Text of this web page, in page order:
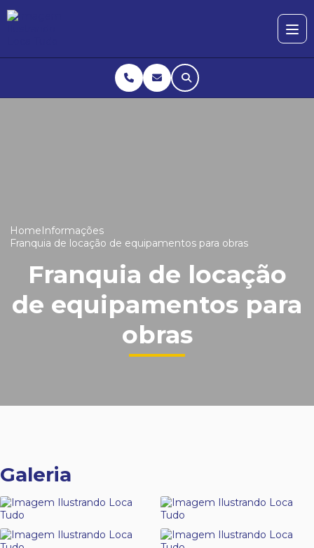
HomeInformações
Franquia de locação de equipamentos para obras
Franquia de locação
de equipamentos para
obras
Galeria